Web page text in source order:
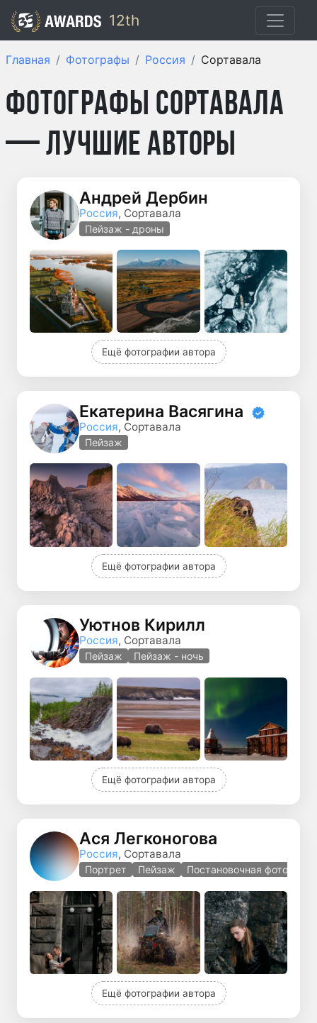
12th
Главная Фотографы Россия Сортавала
Фотографы Сортавала
— лучшие авторы
Андрей Дербин
Россия, Сортавала
Пейзаж - дроны
Ещё фотографии автора
Екатерина Васягина
Россия, Сортавала
Пейзаж
Ещё фотографии автора
Уютнов Кирилл
Россия, Сортавала
Пейзаж Пейзаж - ночь
Ещё фотографии автора
Ася Легконогова
Россия, Сортавала
Портрет Пейзаж Постановочная
Ещё фотографии автора